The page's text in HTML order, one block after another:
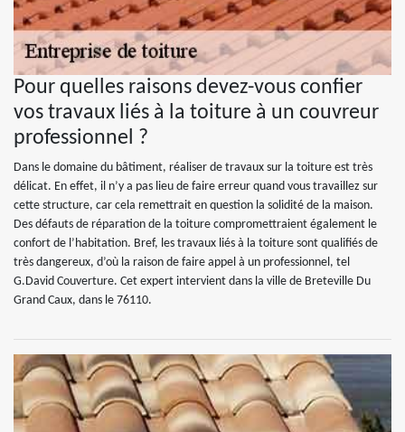
Pour quelles raisons devez-vous confier
vos travaux liés à la toiture à un couvreur
professionnel ?
Dans le domaine du bâtiment, réaliser de travaux sur la toiture est très
délicat. En effet, il n’y a pas lieu de faire erreur quand vous travaillez sur
cette structure, car cela remettrait en question la solidité de la maison.
Des défauts de réparation de la toiture compromettraient également le
confort de l’habitation. Bref, les travaux liés à la toiture sont qualifiés de
très dangereux, d’où la raison de faire appel à un professionnel, tel
G.David Couverture. Cet expert intervient dans la ville de Breteville Du
Grand Caux, dans le 76110.